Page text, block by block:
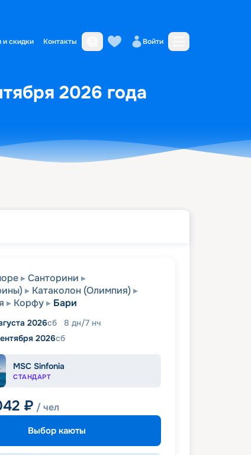
и скидки Контакты Войти
2026 года
Санторини
Катаколон (Олимпия)
Корфу Бари
2026сб 8 дн/7 нч
2026сб
MSC Sinfonia
СТАНДАРТ
₽ / чел
Выбор каюты